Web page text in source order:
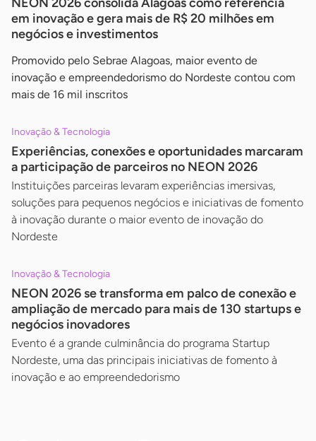
em inovação e gera mais de R$ 20 milhões em
negócios e investimentos
Promovido pelo Sebrae Alagoas, maior evento de
inovação e empreendedorismo do Nordeste contou com
mais de 16 mil inscritos
Inovação & Tecnologia
Experiências, conexões e oportunidades marcaram
a participação de parceiros no NEON 2026
Instituições parceiras levaram experiências imersivas,
soluções para pequenos negócios e iniciativas de fomento
à inovação durante o maior evento de inovação do
Nordeste
Inovação & Tecnologia
NEON 2026 se transforma em palco de conexão e
ampliação de mercado para mais de 130 startups e
negócios inovadores
Evento é a grande culminância do programa Startup
Nordeste, uma das principais iniciativas de fomento à
inovação e ao empreendedorismo